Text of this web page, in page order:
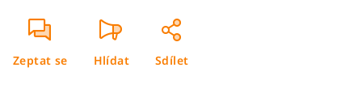
Zeptat se Hlídat Sdílet